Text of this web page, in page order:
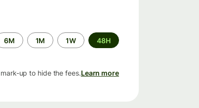
الفترة
الزمنية
48H
1W
1M
6M
up to hide the fees.Learn more